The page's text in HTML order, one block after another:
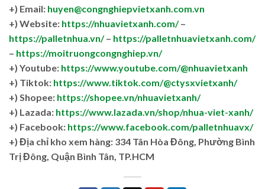
+) Email: huyen@congnghiepvietxanh.com.vn
+) Website: https://nhuavietxanh.com/–
https://palletnhua.vn/– https://palletnhuavietxanh.com/
– https://moitruongcongnghiep.vn/
+) Youtube: https://www.youtube.com/@nhuavietxanh
+) Tiktok: https://www.tiktok.com/@ctysxvietxanh/
+) Shopee: https://shopee.vn/nhuavietxanh/
+) Lazada: https://www.lazada.vn/shop/nhua-viet-xanh/
+) Facebook: https://www.facebook.com/palletnhuavx/
+) Địa chỉ kho xem hàng: 334 Tân Hòa Đông, Phường Bình
Trị Đông, Quận Bình Tân, TP.HCM